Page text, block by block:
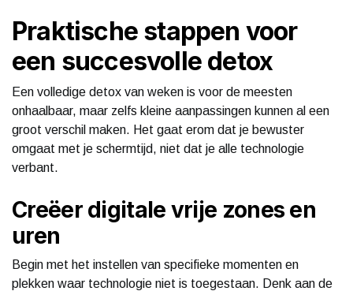
Praktische stappen voor
een succesvolle detox
Een volledige detox van weken is voor de meesten
onhaalbaar, maar zelfs kleine aanpassingen kunnen al een
groot verschil maken. Het gaat erom dat je bewuster
omgaat met je schermtijd, niet dat je alle technologie
verbant.
Creëer digitale vrije zones en
uren
Begin met het instellen van specifieke momenten en
plekken waar technologie niet is toegestaan. Denk aan de